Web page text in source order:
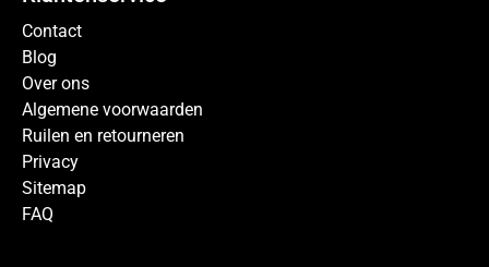
Contact
Blog
Over ons
Algemene voorwaarden
Ruilen en retourneren
Privacy
Sitemap
FAQ